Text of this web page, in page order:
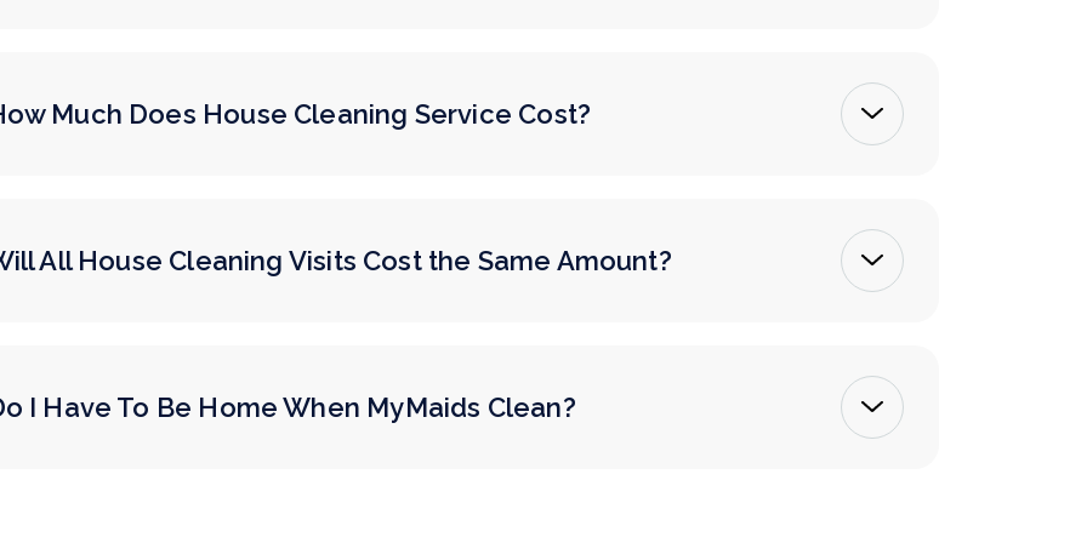
Much Does House Cleaning Service Cost?
All House Cleaning Visits Cost the Same Amount?
I Have To Be Home When MyMaids Clean?